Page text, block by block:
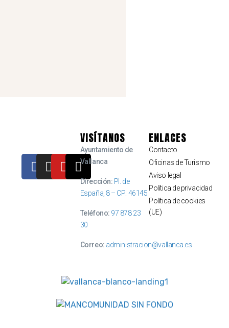
VISÍTANOS
Ayuntamiento de
Vallanca
Dirección: Pl. de
España, 8 – CP: 46145
Teléfono: 97 878 23
30
Correo: administracion@vallanca.es
ENLACES
Contacto
Oficinas de Turismo
Aviso legal
Política de privacidad
Política de cookies
(UE)